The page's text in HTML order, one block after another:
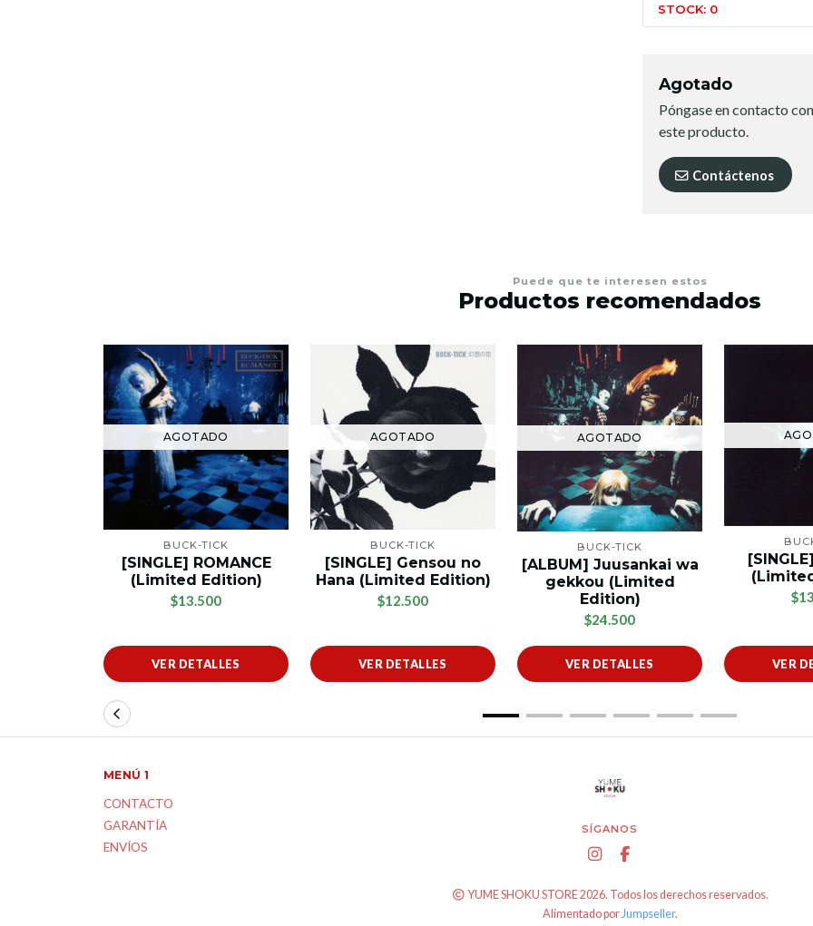
STOCK: 0
Agotado
Póngase en contacto
este producto.
Contáctenos
Puede que te interesen estos
Productos recomendados
AGOTADO
BUCK-TICK
[SINGLE] ROMANCE
(Limited Edition)
$13.500
VER DETALLES
AGOTADO
BUCK-TICK
[SINGLE] Gensou no
Hana (Limited Edition)
$12.500
VER DETALLES
AGOTADO
BUCK-TICK
[ALBUM] Juusankai wa
gekkou (Limited
Edition)
$24.500
VER DETALLES VER
SÍGANOS
YUME SHOKU STORE 2026. Todos los derechos reservados.
Alimentado por Jumpseller.
MENÚ 1
CONTACTO
GARANTÍA
ENVÍOS